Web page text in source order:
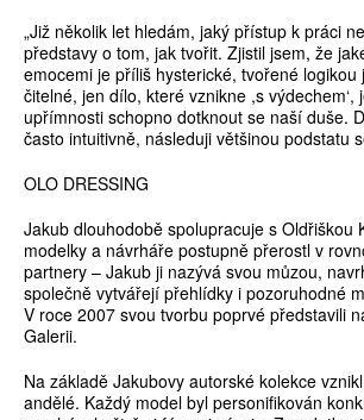
„Již několik let hledám, jaký přístup k práci
představy o tom, jak tvořit. Zjistil jsem, že
emocemi je příliš hysterické, tvořené logikou
čitelné, jen dílo, které vznikne ,s výdechem‘,
upřímnosti schopno dotknout se naší duše.
často intuitivně, následuji většinou podstatu
OLO DRESSING
Jakub dlouhodobě spolupracuje s Oldřiškou
modelky a návrháře postupně přerostl v
partnery – Jakub ji nazývá svou můzou,
společně vytvářejí přehlídky i pozoruhodné
V roce 2007 svou tvorbu poprvé představili
Galerii.
Na základě Jakubovy autorské kolekce
andělé. Každý model byl personifikován